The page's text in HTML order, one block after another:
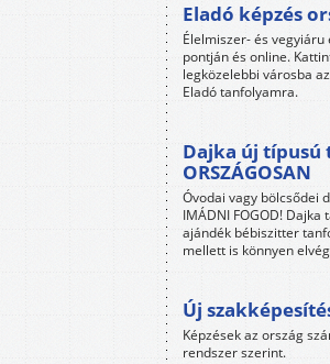
Eladó képzés
Élelmiszer- és
pontján és online.
legközelebbi városba
Eladó tanfolyamra.
Dajka új típusú
ORSZÁGOSAN
Óvodai vagy bölcsődei
IMÁDNI FOGOD!
ajándék bébiszitter
mellett is könnyen
Új
Képzések az ország
rendszer szerint.